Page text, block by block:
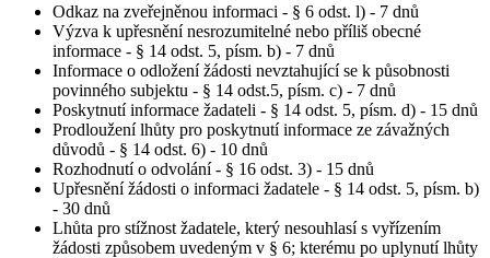
Odkaz na zveřejněnou informaci - § 6 odst. l) - 7 dnů
Výzva k upřesnění nesrozumitelné nebo příliš obecné
informace - § 14 odst. 5, písm. b) - 7 dnů
Informace o odložení žádosti nevztahující se k působnosti
povinného subjektu - § 14 odst.5, písm. c) - 7 dnů
Poskytnutí informace žadateli - § 14 odst. 5, písm. d) - 15 dnů
Prodloužení lhůty pro poskytnutí informace ze závažných
důvodů - § 14 odst. 6) - 10 dnů
Rozhodnutí o odvolání - § 16 odst. 3) - 15 dnů
Upřesnění žádosti o informaci žadatele - § 14 odst. 5, písm. b)
- 30 dnů
Lhůta pro stížnost žadatele, který nesouhlasí s vyřízením
žádosti způsobem uvedeným v § 6; kterému po uplynutí lhůty